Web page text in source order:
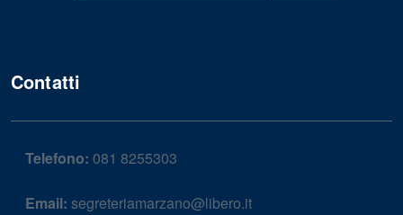
Contatti
Telefono: 081 8255303
Email: segreteriamarzano@libero.it